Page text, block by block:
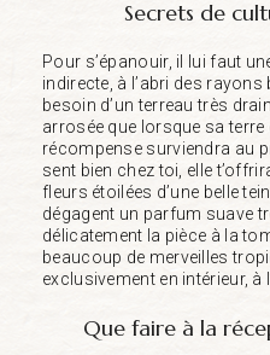
Secrets de
Pour s’épanouir, il lui faut
indirecte, à l’abri des
besoin d’un terreau très
arrosée que lorsque sa
récompense surviendra au
sent bien chez toi, elle
fleurs étoilées d’une belle
dégagent un parfum suave
délicatement la pièce à la
beaucoup de merveilles
exclusivement en intérieur, à
Que faire à la